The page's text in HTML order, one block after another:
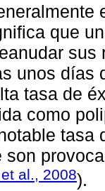
que
unos días
tasa de
como
tasa
al., 2008).